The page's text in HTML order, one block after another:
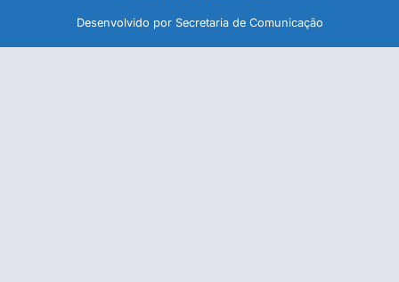
Desenvolvido por Secretaria de Comunicação